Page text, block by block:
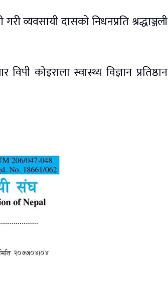
व्यवसायी दासको निधनप्रति श्रद्धाञ्जली
कोइराला स्वास्थ्य विज्ञान प्रतिष्ठान